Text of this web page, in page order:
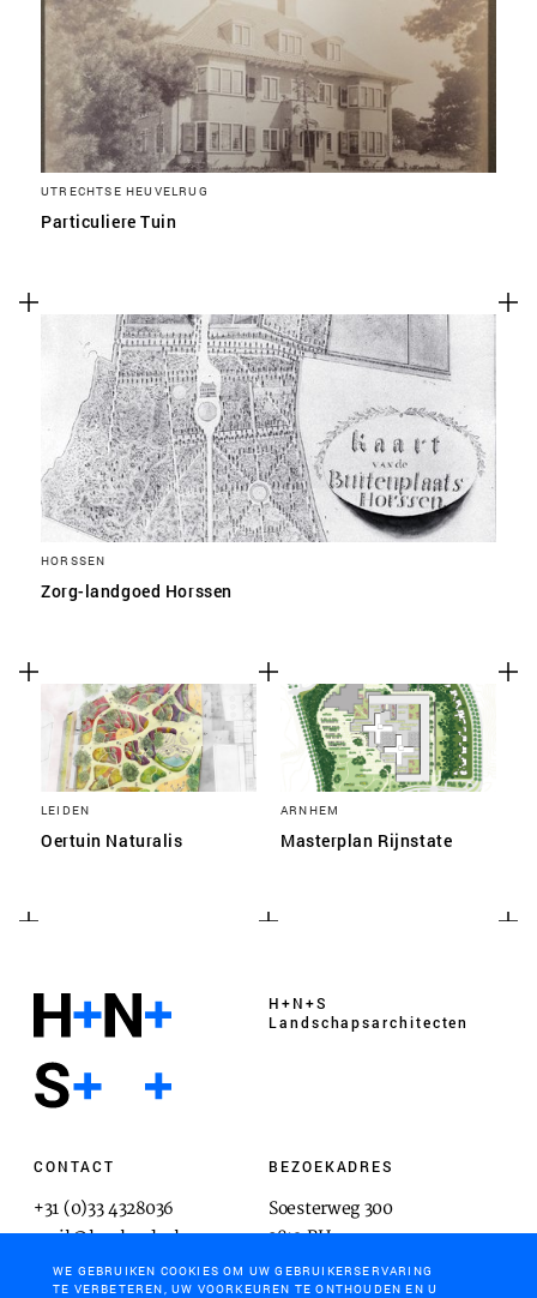
UTRECHTSE HEUVELRUG
Particuliere Tuin
HORSSEN
Zorg-landgoed Horssen
LEIDEN
Oertuin Naturalis
ARNHEM
Masterplan Rijnstate
H+N+S
Landschaps­architecten
CONTACT
+31 (0)33 4328036
mail@hnsland.nl
BEZOEKADRES
Soesterweg 300
3812 BH
Amersfoort
WE GEBRUIKEN COOKIES OM UW GEBRUIKERSERVARING
TE VERBETEREN, UW VOORKEUREN TE ONTHOUDEN EN U